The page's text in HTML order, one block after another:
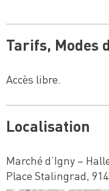
Tarifs, Modes
Accès libre.
Localisation
Marché d’Igny –
Place Stalingrad,